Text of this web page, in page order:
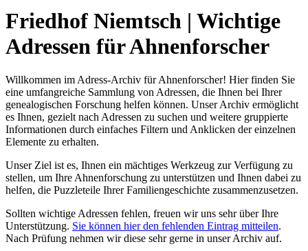
Friedhof Niemtsch | Wichtige
Adressen für Ahnenforscher
Willkommen im Adress-Archiv für Ahnenforscher! Hier finden Sie
eine umfangreiche Sammlung von Adressen, die Ihnen bei Ihrer
genealogischen Forschung helfen können. Unser Archiv ermöglicht
es Ihnen, gezielt nach Adressen zu suchen und weitere gruppierte
Informationen durch einfaches Filtern und Anklicken der einzelnen
Elemente zu erhalten.
Unser Ziel ist es, Ihnen ein mächtiges Werkzeug zur Verfügung zu
stellen, um Ihre Ahnenforschung zu unterstützen und Ihnen dabei zu
helfen, die Puzzleteile Ihrer Familiengeschichte zusammenzusetzen.
Sollten wichtige Adressen fehlen, freuen wir uns sehr über Ihre
Unterstützung. Sie können hier den fehlenden Eintrag mitteilen.
Nach Prüfung nehmen wir diese sehr gerne in unser Archiv auf.